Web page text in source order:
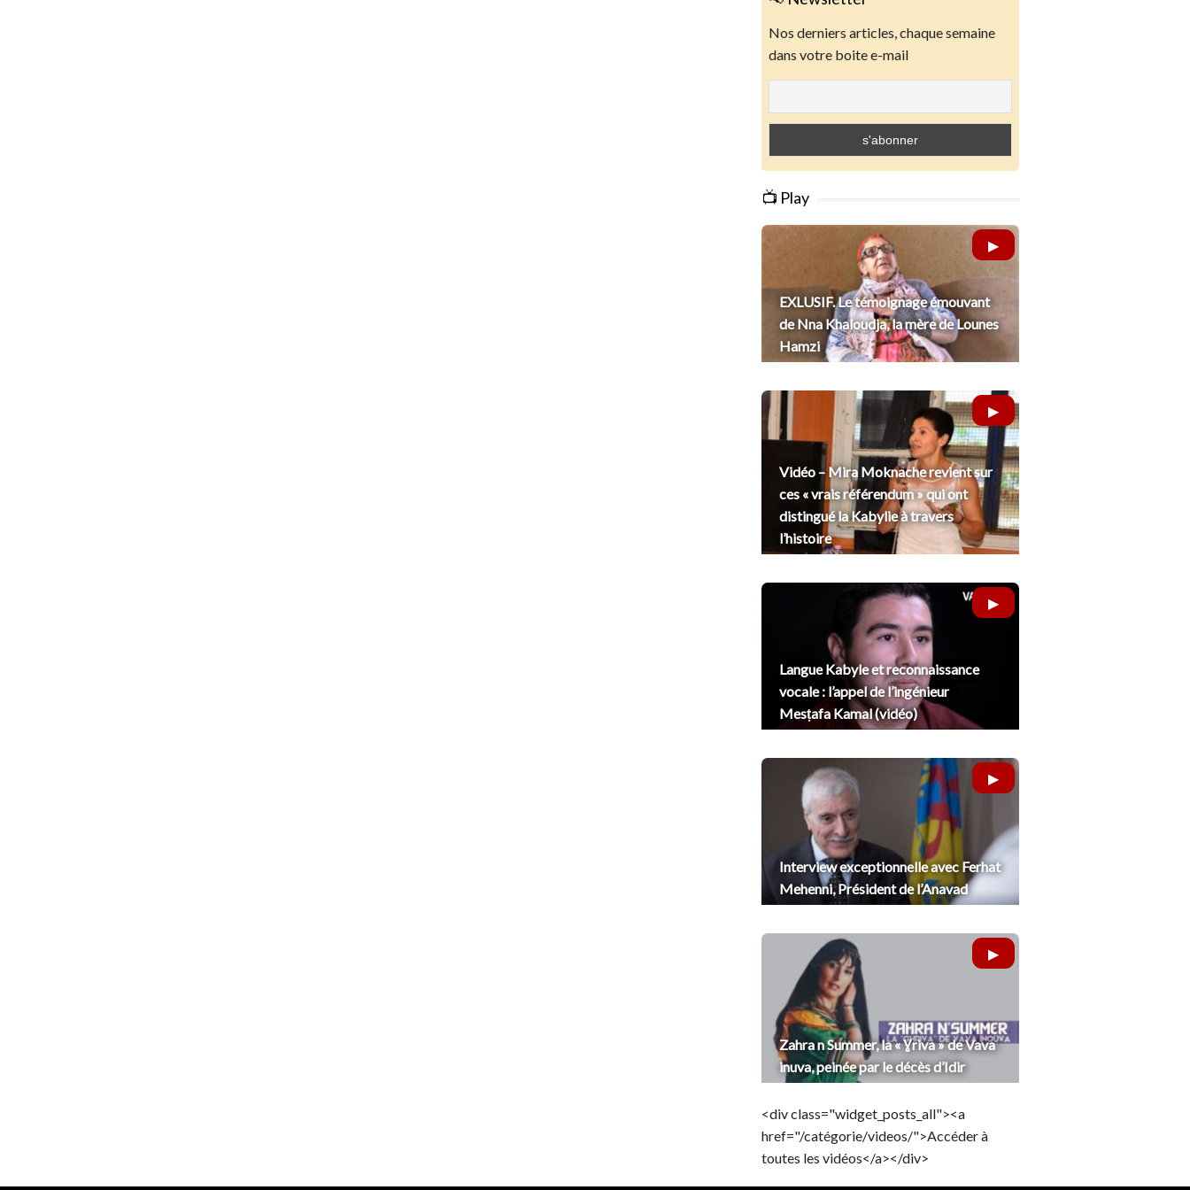
Nos derniers articles, chaque semaine
dans votre boite e-mail
📺 Play
EXLUSIF. Le témoignage émouvant
de Nna Khaloudja, la mère de Lounes
Hamzi
Vidéo – Mira Moknache revient sur
ces « vrais référendum » qui ont
distingué la Kabylie à travers
l’histoire
Langue Kabyle et reconnaissance
vocale : l’appel de l’ingénieur
Mesṭafa Kamal (vidéo)
Interview exceptionnelle avec Ferhat
Mehenni, Président de l’Anavad
Zahra n Summer, la « Ɣriva » de Vava
inuva, peinée par le décès d’Idir
<div class="widget_posts_all"><a
href="/catégorie/videos/">Accéder à
toutes les vidéos</a></div>